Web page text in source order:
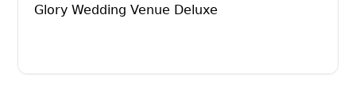
Glory Wedding Venue Deluxe